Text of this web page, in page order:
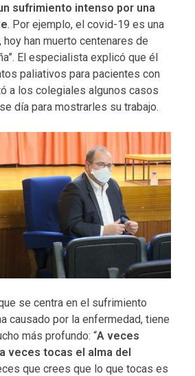
sufrimiento intenso por una
. Por ejemplo, el covid-19 es una
han muerto centenares de
El especialista explicó que él
paliativos para pacientes con
a los colegiales algunos casos
día para mostrarles su trabajo.
se centra en el sufrimiento
causado por la enfermedad, tiene
más profundo: “A veces
veces tocas el alma del
que crees que lo que tocas es